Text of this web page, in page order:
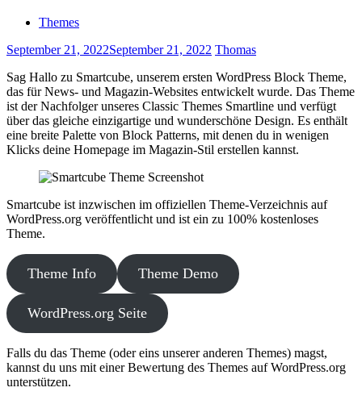
Themes
September 21, 2022September 21, 2022 Thomas
Sag Hallo zu Smartcube, unserem ersten WordPress Block Theme,
das für News- und Magazin-Websites entwickelt wurde. Das Theme
ist der Nachfolger unseres Classic Themes Smartline und verfügt
über das gleiche einzigartige und wunderschöne Design. Es enthält
eine breite Palette von Block Patterns, mit denen du in wenigen
Klicks deine Homepage im Magazin-Stil erstellen kannst.
Smartcube ist inzwischen im offiziellen Theme-Verzeichnis auf
WordPress.org veröffentlicht und ist ein zu 100% kostenloses
Theme.
Theme Info Theme Demo
WordPress.org Seite
Falls du das Theme (oder eins unserer anderen Themes) magst,
kannst du uns mit einer Bewertung des Themes auf WordPress.org
unterstützen.